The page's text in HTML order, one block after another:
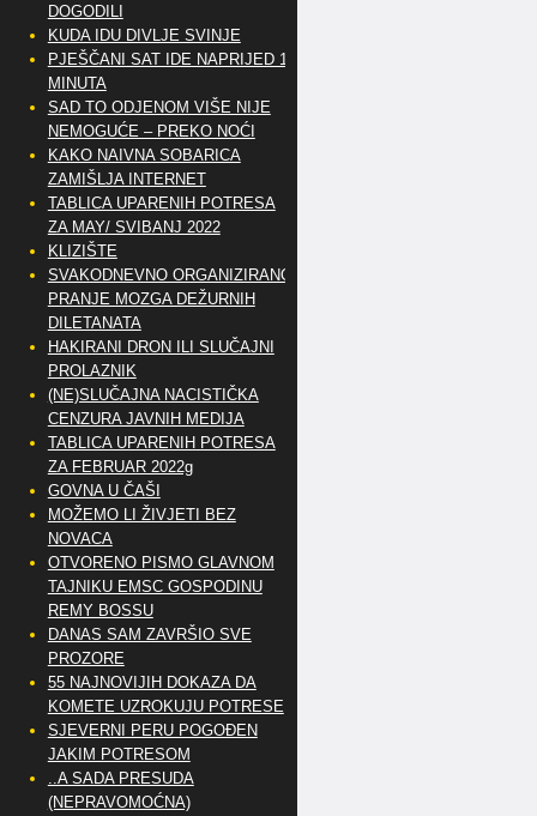
DOGODILI
KUDA IDU DIVLJE SVINJE
PJEŠČANI SAT IDE NAPRIJED 10
MINUTA
SAD TO ODJENOM VIŠE NIJE
NEMOGUĆE – PREKO NOĆI
KAKO NAIVNA SOBARICA
ZAMIŠLJA INTERNET
TABLICA UPARENIH POTRESA
ZA MAY/ SVIBANJ 2022
KLIZIŠTE
SVAKODNEVNO ORGANIZIRANO
PRANJE MOZGA DEŽURNIH
DILETANATA
HAKIRANI DRON ILI SLUČAJNI
PROLAZNIK
(NE)SLUČAJNA NACISTIČKA
CENZURA JAVNIH MEDIJA
TABLICA UPARENIH POTRESA
ZA FEBRUAR 2022g
GOVNA U ČAŠI
MOŽEMO LI ŽIVJETI BEZ
NOVACA
OTVORENO PISMO GLAVNOM
TAJNIKU EMSC GOSPODINU
REMY BOSSU
DANAS SAM ZAVRŠIO SVE
PROZORE
55 NAJNOVIJIH DOKAZA DA
KOMETE UZROKUJU POTRESE
SJEVERNI PERU POGOĐEN
JAKIM POTRESOM
..A SADA PRESUDA
(NEPRAVOMOĆNA)